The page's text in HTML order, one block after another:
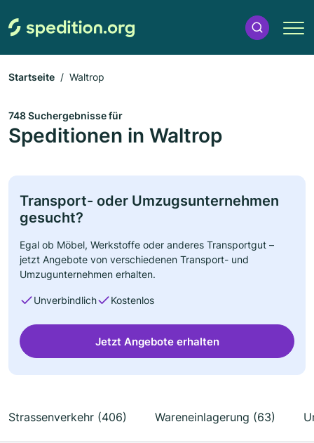
Startseite Waltrop
748 Suchergebnisse für
Speditionen in Waltrop
Transport- oder Umzugsunternehmen
gesucht?
Egal ob Möbel, Werkstoffe oder anderes Transportgut –
jetzt Angebote von verschiedenen Transport- und
Umzugunternehmen erhalten.
Unverbindlich Kostenlos
Jetzt Angebote erhalten
Strassenverkehr (406) Wareneinlagerung (63)